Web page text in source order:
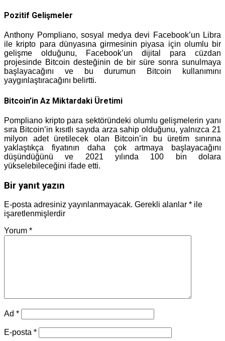
Pozitif Gelişmeler
Anthony Pompliano, sosyal medya devi Facebook’un Libra
ile kripto para dünyasına girmesinin piyasa için olumlu bir
gelişme olduğunu, Facebook’un dijital para cüzdan
projesinde Bitcoin desteğinin de bir süre sonra sunulmaya
başlayacağını ve bu durumun Bitcoin kullanımını
yaygınlaştıracağını belirtti.
Bitcoin’in Az Miktardaki Üretimi
Pompliano kripto para sektöründeki olumlu gelişmelerin yanı
sıra Bitcoin’in kısıtlı sayıda arza sahip olduğunu, yalnızca 21
milyon adet üretilecek olan Bitcoin’in bu üretim sınırına
yaklaştıkça fiyatının daha çok artmaya başlayacağını
düşündüğünü ve 2021 yılında 100 bin dolara
yükselebileceğini ifade etti.
Bir yanıt yazın
E-posta adresiniz yayınlanmayacak. Gerekli alanlar * ile
işaretlenmişlerdir
Yorum *
Ad *
E-posta *